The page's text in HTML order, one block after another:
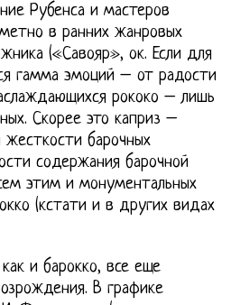
Рубенса и мастеров
в ранних жанровых
(«Савояр», ок. Если для
гамма эмоций – от радости
рококо – лишь
Скорее это каприз –
барочных
содержания барочной
этим и монументальных
(кстати и в других видах
и барокко, все еще
В графике